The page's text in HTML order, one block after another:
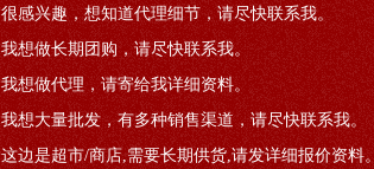
很感兴趣，想知道代理细节，请尽快联系我。
我想做长期团购，请尽快联系我。
我想做代理，请寄给我详细资料。
我想大量批发，有多种销售渠道，请尽快联系我。
这边是超市/商店,需要长期供货,请发详细报价资料。